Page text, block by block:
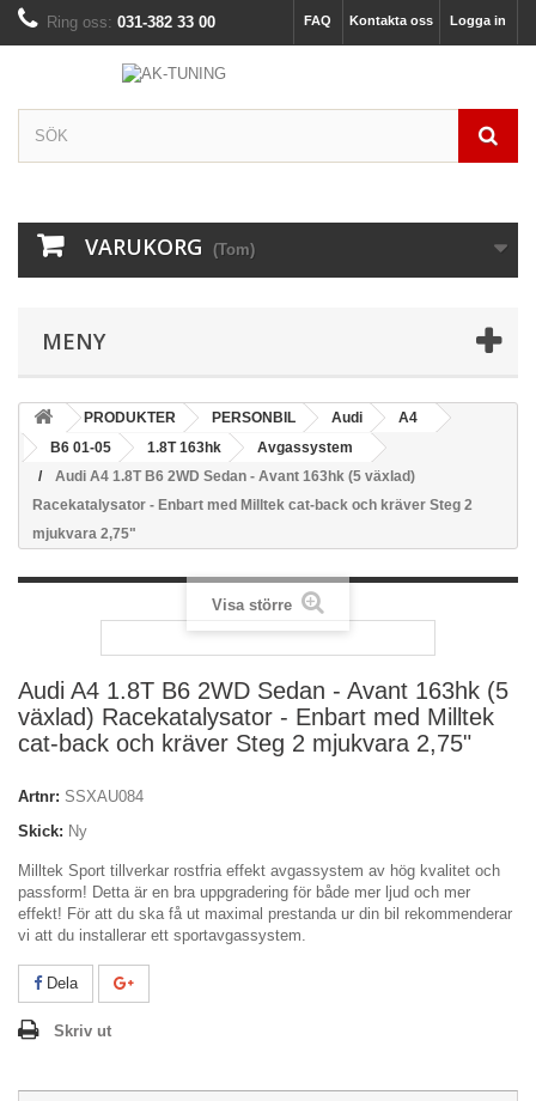
Logga in
Kontakta oss
FAQ
Ring oss: 031-382 33 00
VARUKORG (Tom)
MENY
PRODUKTER PERSONBIL Audi
A4
B6 01-05
1.8T 163hk
Avgassystem
Audi A4 1.8T B6 2WD Sedan - Avant 163hk (5 växlad)
Racekatalysator - Enbart med Milltek cat-back och kräver Steg 2
mjukvara 2,75"
Visa större
Audi A4 1.8T B6 2WD Sedan - Avant 163hk (5
växlad) Racekatalysator - Enbart med Milltek
cat-back och kräver Steg 2 mjukvara 2,75"
Artnr: SSXAU084
Skick: Ny
Milltek Sport tillverkar rostfria effekt avgassystem av hög kvalitet och
passform! Detta är en bra uppgradering för både mer ljud och mer
effekt! För att du ska få ut maximal prestanda ur din bil rekommenderar
vi att du installerar ett sportavgassystem.
Dela
Skriv ut